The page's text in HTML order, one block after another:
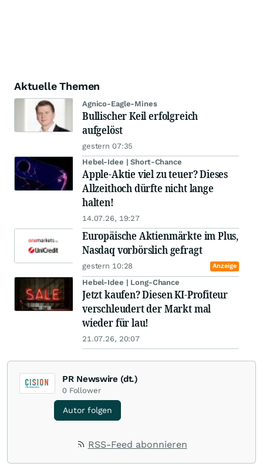
Aktuelle Themen
Agnico-Eagle-Mines
Bullischer Keil erfolgreich
aufgelöst
gestern 07:35
Hebel-Idee | Short-Chance
Apple-Aktie viel zu teuer? Dieses
Allzeithoch dürfte nicht lange
halten!
14.07.26, 19:27
Europäische Aktienmärkte im Plus,
Nasdaq vorbörslich gefragt
gestern 10:28 Anzeige
Hebel-Idee | Long-Chance
Jetzt kaufen? Diesen KI-Profiteur
verschleudert der Markt mal
wieder für lau!
21.07.26, 20:07
PR Newswire (dt.)
0 Follower
Autor folgen
RSS-Feed abonnieren